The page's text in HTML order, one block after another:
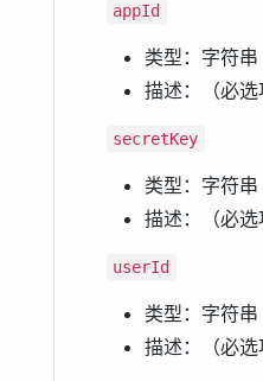
appId
类型：字符串
描述：（必
secretKey
类型：字符串
描述：（必
userId
类型：字符串
描述：（必